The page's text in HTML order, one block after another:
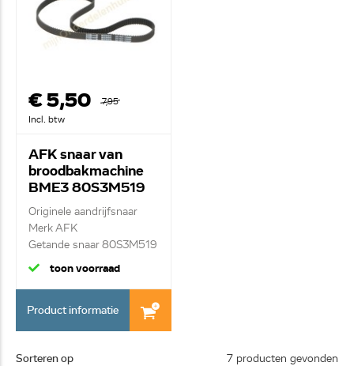
€ 5,50
7,95
Incl. btw
AFK snaar van
broodbakmachine
BME3 80S3M519
Originele aandrijfsnaar
Merk AFK
Getande snaar 80S3M519
L...
toon voorraad
Product informatie
Sorteren op 7 producten gevonden